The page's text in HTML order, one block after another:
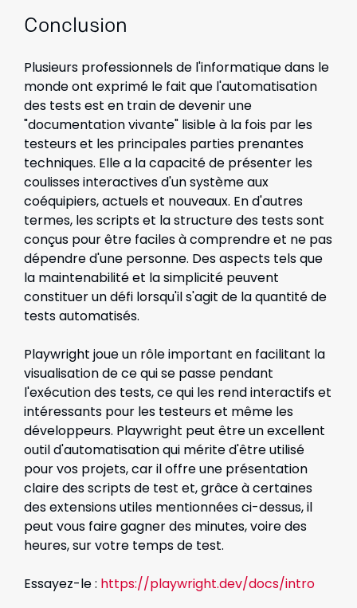
Conclusion
Plusieurs professionnels de l'informatique dans le
monde ont exprimé le fait que l'automatisation
des tests est en train de devenir une
"documentation vivante" lisible à la fois par les
testeurs et les principales parties prenantes
techniques. Elle a la capacité de présenter les
coulisses interactives d'un système aux
coéquipiers, actuels et nouveaux. En d'autres
termes, les scripts et la structure des tests sont
conçus pour être faciles à comprendre et ne pas
dépendre d'une personne. Des aspects tels que
la maintenabilité et la simplicité peuvent
constituer un défi lorsqu'il s'agit de la quantité de
tests automatisés.
Playwright joue un rôle important en facilitant la
visualisation de ce qui se passe pendant
l'exécution des tests, ce qui les rend interactifs et
intéressants pour les testeurs et même les
développeurs. Playwright peut être un excellent
outil d'automatisation qui mérite d'être utilisé
pour vos projets, car il offre une présentation
claire des scripts de test et, grâce à certaines
des extensions utiles mentionnées ci-dessus, il
peut vous faire gagner des minutes, voire des
heures, sur votre temps de test.
Essayez-le : https://playwright.dev/docs/intro